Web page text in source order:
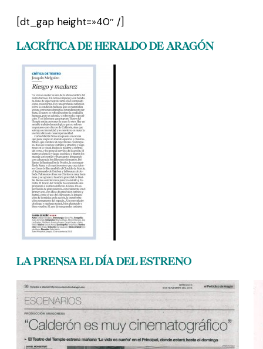
[dt_gap height=»40″ /]
LACRÍTICA DE HERALDO DE ARAGÓN
LA PRENSA EL DÍA DEL ESTRENO